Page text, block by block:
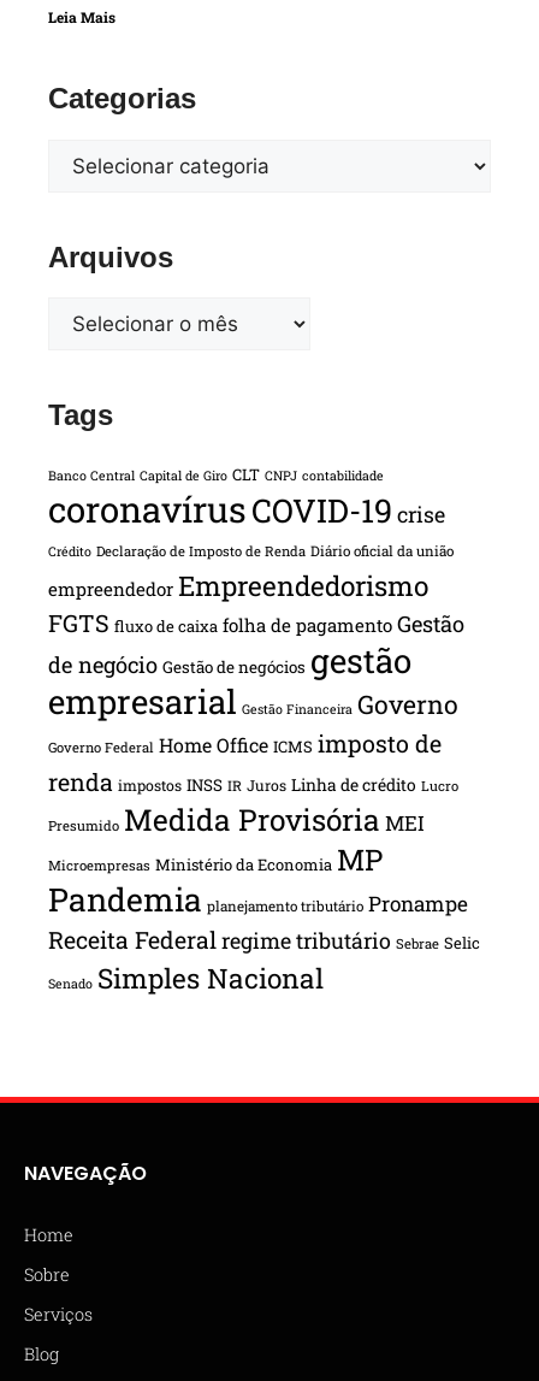
Leia Mais
Categorias
Arquivos
Tags
Banco Central Capital de Giro CLT CNPJ contabilidade
coronavírusCOVID-19 crise
Crédito Declaração de Imposto de Renda Diário oficial da união
empreendedor Empreendedorismo
FGTS fluxo de caixa folha de pagamento Gestão
de negócio Gestão de negócios gestão
empresarial Gestão Financeira Governo
Governo Federal Home Office ICMS imposto de
renda impostos INSS IR Juros Linha de crédito Lucro
Presumido Medida Provisória MEI
Microempresas Ministério da Economia MP
Pandemia planejamento tributário Pronampe
Receita Federalregime tributário Sebrae Selic
Senado Simples Nacional
NAVEGAÇÃO
Home
Sobre
Serviços
Blog